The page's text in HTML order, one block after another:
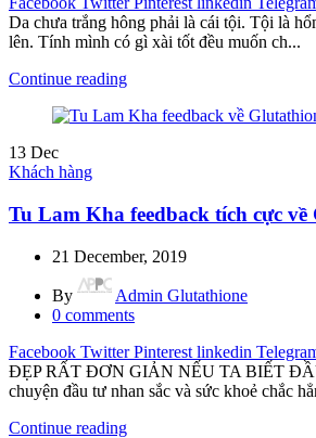
Da chưa trắng hông phải là cái tội. Tội là
lên. Tính mình có gì xài tốt đều muốn ch...
Continue reading
13 Dec
Khách hàng
Tu Lam Kha feedback tích cực về
21 December, 2019
By
Admin Glutathione
0 comments
Facebook Twitter Pinterest linkedin
ĐẸP RẤT ĐƠN GIẢN NẾU TA BIẾT
chuyện đầu tư nhan sắc và sức khoẻ chắc
Continue reading